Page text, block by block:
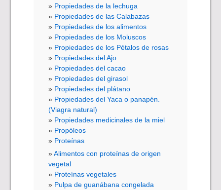
Propiedades de la lechuga
Propiedades de las Calabazas
Propiedades de los alimentos
Propiedades de los Moluscos
Propiedades de los Pétalos de rosas
Propiedades del Ajo
Propiedades del cacao
Propiedades del girasol
Propiedades del plátano
Propiedades del Yaca o panapén.
(Viagra natural)
Propiedades medicinales de la miel
Propóleos
Proteínas
Alimentos con proteínas de origen
vegetal
Proteínas vegetales
Pulpa de guanábana congelada